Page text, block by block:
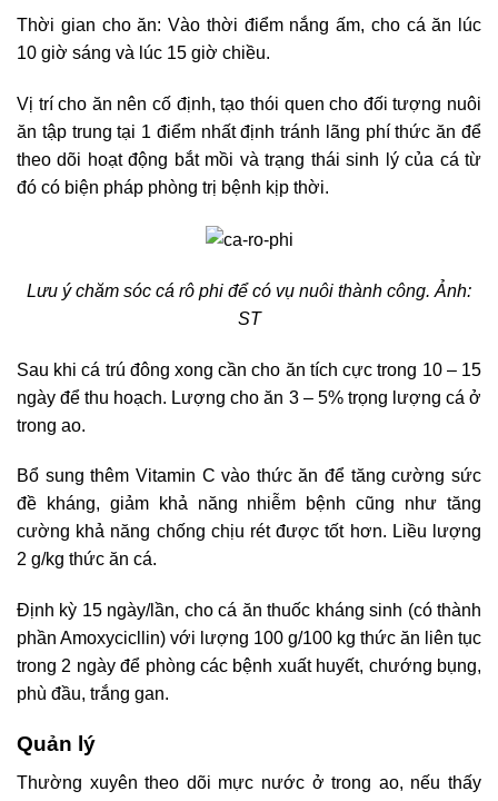
Thời gian cho ăn: Vào thời điểm nắng ấm, cho cá ăn lúc
10 giờ sáng và lúc 15 giờ chiều.
Vị trí cho ăn nên cố định, tạo thói quen cho đối tượng nuôi
ăn tập trung tại 1 điểm nhất định tránh lãng phí thức ăn để
theo dõi hoạt động bắt mồi và trạng thái sinh lý của cá từ
đó có biện pháp phòng trị bệnh kịp thời.
Lưu ý chăm sóc cá rô phi để có vụ nuôi thành công. Ảnh:
ST
Sau khi cá trú đông xong cần cho ăn tích cực trong 10 – 15
ngày để thu hoạch. Lượng cho ăn 3 – 5% trọng lượng cá ở
trong ao.
Bổ sung thêm Vitamin C vào thức ăn để tăng cường sức
đề kháng, giảm khả năng nhiễm bệnh cũng như tăng
cường khả năng chống chịu rét được tốt hơn. Liều lượng
2 g/kg thức ăn cá.
Định kỳ 15 ngày/lần, cho cá ăn thuốc kháng sinh (có thành
phần Amoxycicllin) với lượng 100 g/100 kg thức ăn liên tục
trong 2 ngày để phòng các bệnh xuất huyết, chướng bụng,
phù đầu, trắng gan.
Quản lý
Thường xuyên theo dõi mực nước ở trong ao, nếu thấy